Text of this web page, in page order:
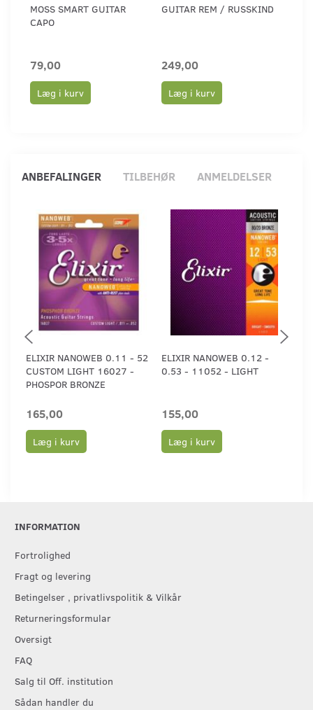
MOSS SMART GUITAR
CAPO
79,00
Læg i kurv
GUITAR REM / RUSSKIND
249,00
Læg i kurv
ANBEFALINGER TILBEHØR ANMELDELSER
ELIXIR NANOWEB 0.11 - 52
CUSTOM LIGHT 16027 -
PHOSPOR BRONZE
165,00
Læg i kurv
ELIXIR NANOWEB 0.12 -
0.53 - 11052 - LIGHT
155,00
Læg i kurv
INFORMATION
Fortrolighed
Fragt og levering
Betingelser , privatlivspolitik & Vilkår
Returneringsformular
Oversigt
FAQ
Salg til Off. institution
Sådan handler du